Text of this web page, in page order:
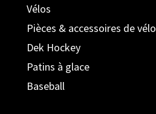
Vélos
Pièces & accessoires de vélo
Dek Hockey
Patins à glace
Baseball